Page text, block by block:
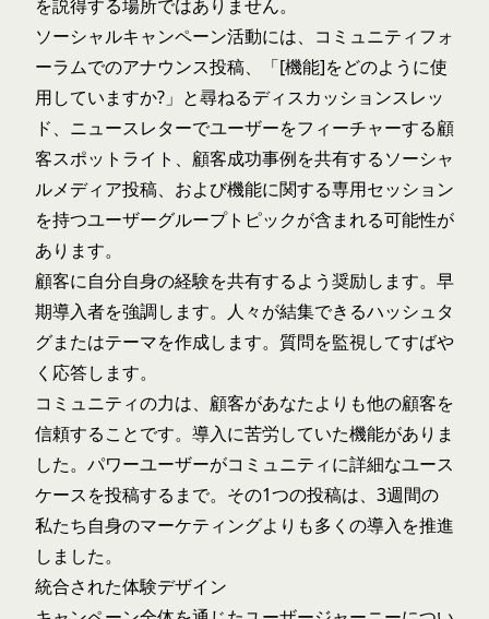
を説得する場所ではありません。
ソーシャルキャンペーン活動には、コミュニティフォ
ーラムでのアナウンス投稿、「[機能]をどのように使
用していますか?」と尋ねるディスカッションスレッ
ド、ニュースレターでユーザーをフィーチャーする顧
客スポットライト、顧客成功事例を共有するソーシャ
ルメディア投稿、および機能に関する専用セッション
を持つユーザーグループトピックが含まれる可能性が
あります。
顧客に自分自身の経験を共有するよう奨励します。早
期導入者を強調します。人々が結集できるハッシュタ
グまたはテーマを作成します。質問を監視してすばや
く応答します。
コミュニティの力は、顧客があなたよりも他の顧客を
信頼することです。導入に苦労していた機能がありま
した。パワーユーザーがコミュニティに詳細なユース
ケースを投稿するまで。その1つの投稿は、3週間の
私たち自身のマーケティングよりも多くの導入を推進
しました。
統合された体験デザイン